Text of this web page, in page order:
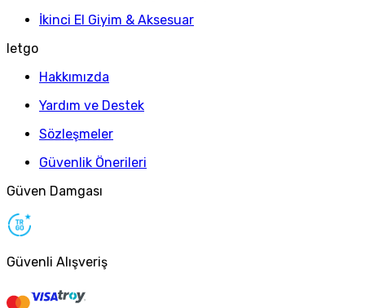
İkinci El Giyim & Aksesuar
letgo
Hakkımızda
Yardım ve Destek
Sözleşmeler
Güvenlik Önerileri
Güven Damgası
Güvenli Alışveriş